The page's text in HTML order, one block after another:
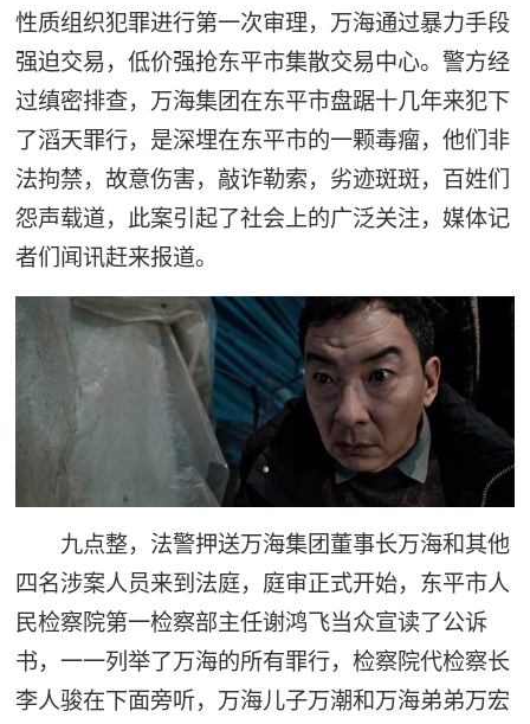
性质组织犯罪进行第一次审理，万海通过暴力手段
强迫交易，低价强抢东平市集散交易中心。警方经
过缜密排查，万海集团在东平市盘踞十几年来犯下
了滔天罪行，是深埋在东平市的一颗毒瘤，他们非
法拘禁，故意伤害，敲诈勒索，劣迹斑斑，百姓们
怨声载道，此案引起了社会上的广泛关注，媒体记
者们闻讯赶来报道。
九点整，法警押送万海集团董事长万海和其他
四名涉案人员来到法庭，庭审正式开始，东平市人
民检察院第一检察部主任谢鸿飞当众宣读了公诉
书，一一列举了万海的所有罪行，检察院代检察长
李人骏在下面旁听，万海儿子万潮和万海弟弟万宏